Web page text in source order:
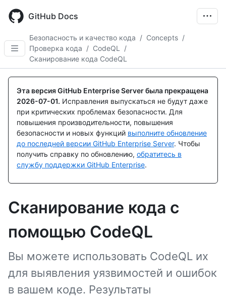
main
GitHub Docs
Безопасность и качество кода / Concepts /
Проверка кода / CodeQL
/
Сканирование кода CodeQL
Эта версия GitHub Enterprise Server была прекращена
2026-07-01. Исправления выпускаться не будут даже
при критических проблемах безопасности. Для
повышения производительности, повышения
безопасности и новых функций выполните обновление
до последней версии GitHub Enterprise Server. Чтобы
получить справку по обновлению, обратитесь в
службу поддержки GitHub Enterprise.
Сканирование кода с
помощью CodeQL
Вы можете использовать CodeQL их
для выявления уязвимостей и ошибок
в вашем коде. Результаты